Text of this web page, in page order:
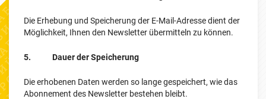
Die Erhebung und Speicherung der E-Mail-Adresse dient der
Möglichkeit, Ihnen den Newsletter übermitteln zu können.
5. Dauer der Speicherung
Die erhobenen Daten werden so lange gespeichert, wie das
Abonnement des Newsletter bestehen bleibt.